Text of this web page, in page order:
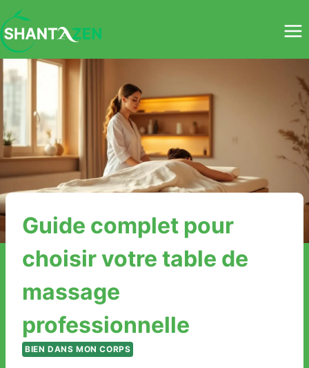
Aller
au
contenu
Guide complet pour
choisir votre table de
massage
professionnelle
BIEN DANS MON CORPS